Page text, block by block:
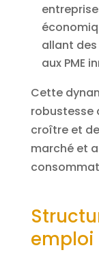
allant
aux PME
Cette
robustesse
croître et
marché et
emploi